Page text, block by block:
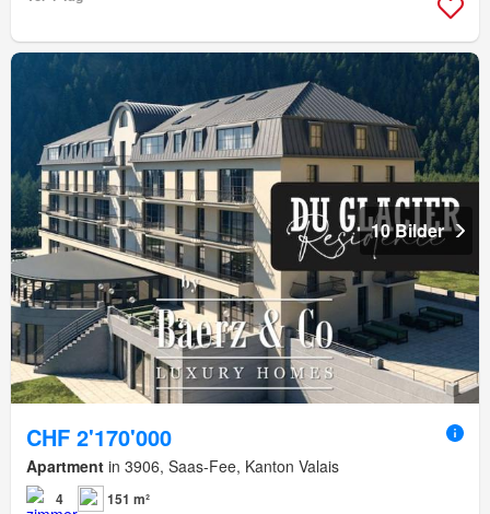
10 Bilder
CHF 2'170'000
Apartment in 3906, Saas-Fee, Kanton Valais
4
151 m²